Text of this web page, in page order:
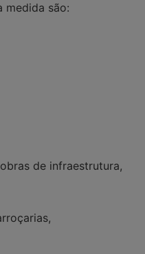
medida são:
de infraestrutura,